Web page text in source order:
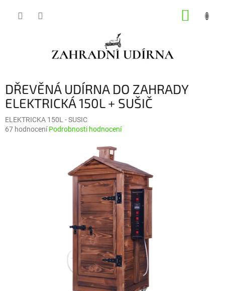
DŘEVĚNÁ UDÍRNA DO ZAHRADY
ELEKTRICKÁ 150L + SUŠIČ
ELEKTRICKA 150L - SUSIC
Průměrné
67 hodnocení Podrobnosti hodnocení